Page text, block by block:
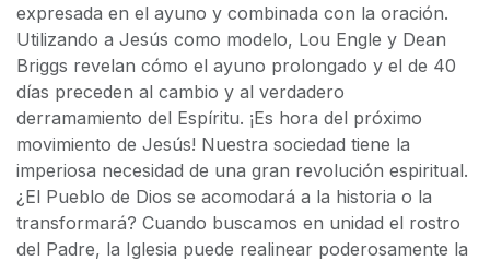
expresada en el ayuno y combinada con la oración.
Utilizando a Jesús como modelo, Lou Engle y Dean
Briggs revelan cómo el ayuno prolongado y el de 40
días preceden al cambio y al verdadero
derramamiento del Espíritu. ¡Es hora del próximo
movimiento de Jesús! Nuestra sociedad tiene la
imperiosa necesidad de una gran revolución espiritual.
¿El Pueblo de Dios se acomodará a la historia o la
transformará? Cuando buscamos en unidad el rostro
del Padre, la Iglesia puede realinear poderosamente la